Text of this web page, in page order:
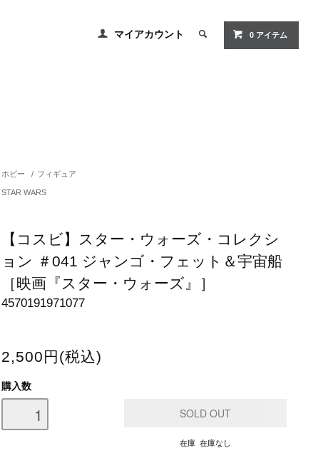
マイアカウント 0 アイテム
ホビー / フィギュア
STAR WARS
【コスビ】スター・ウォーズ・コレクシ
ョン ＃041 ジャンゴ・フェット＆宇宙船
［映画『スター・ウォーズ』］
4570191971077
2,500円(税込)
購入数
在庫 在庫なし